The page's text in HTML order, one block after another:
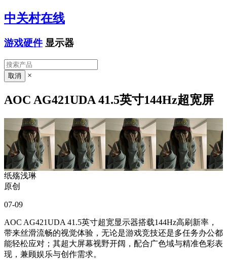
中关村在线
游戏硬件 显示器
×
AOC AG421UDA 41.5英寸144Hz超宽屏
纸殇浅琳
原创
07-09
AOC AG421UDA 41.5英寸超宽显示器搭载144Hz高刷新率，
带来丝滑流畅的视觉体验，无论是游戏竞技还是多任务办公都
能轻松应对；其超大屏幕视野开阔，配合广色域与精准色彩表
现，兼顾娱乐与创作需求。